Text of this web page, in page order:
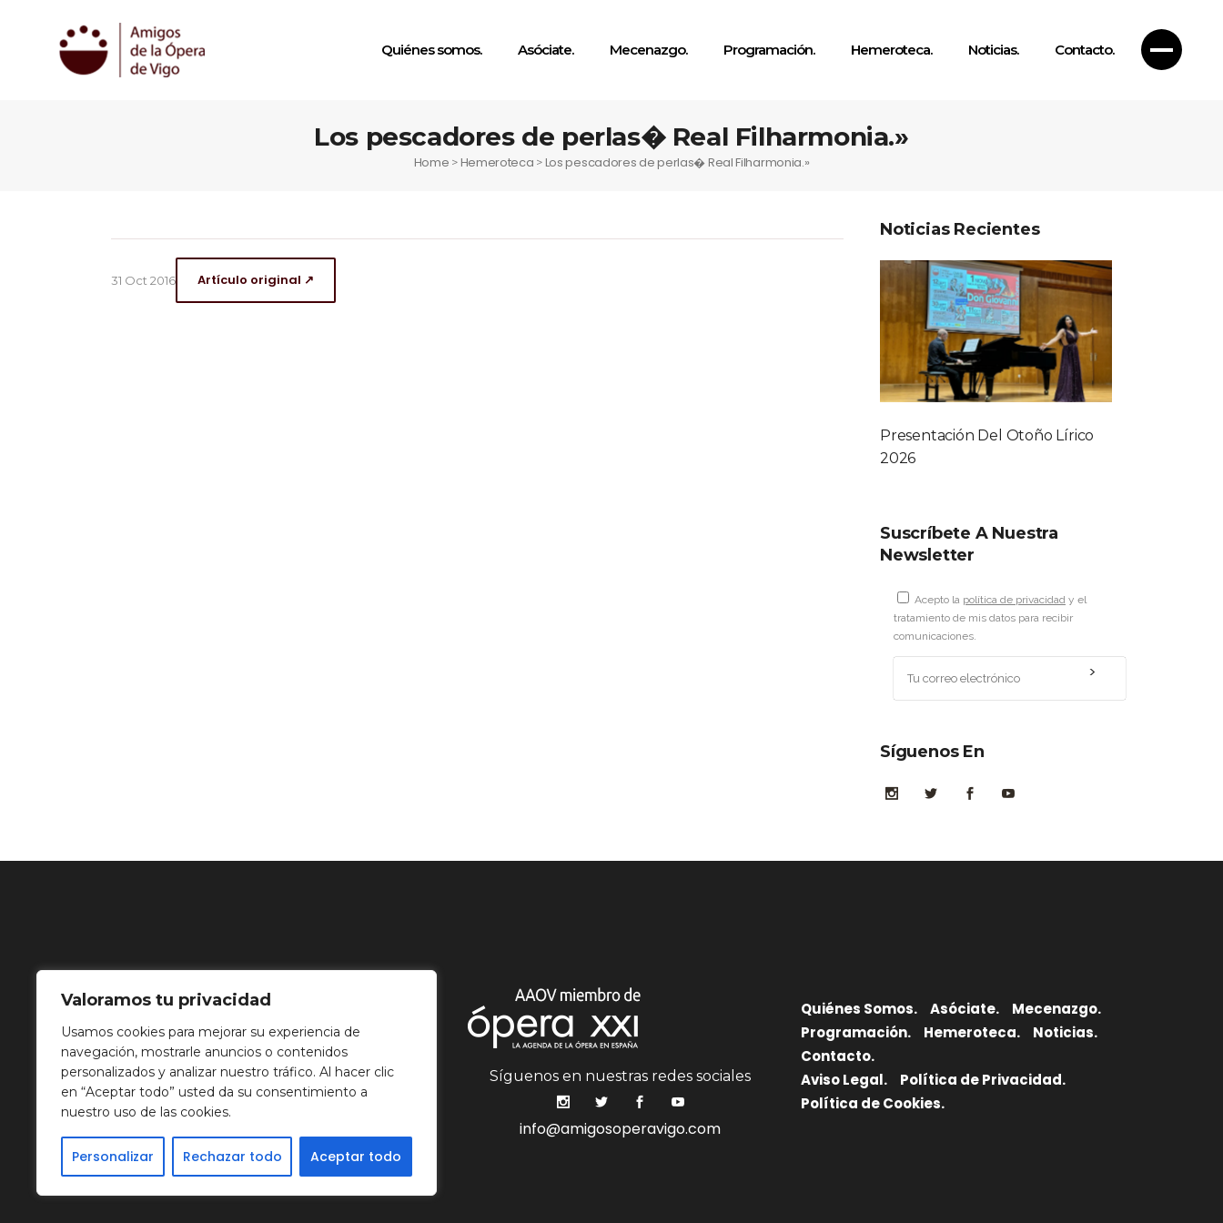
Valoramos tu privacidad
Usamos cookies para mejorar su experiencia de
navegación, mostrarle anuncios o contenidos
personalizados y analizar nuestro tráfico. Al hacer clic
en “Aceptar todo” usted da su consentimiento a
nuestro uso de las cookies.
Personalizar Rechazar todo Aceptar todo
Quiénes somos. Asóciate. Mecenazgo. Programación. Hemeroteca. Noticias. Contacto.
Los pescadores de perlas� Real Filharmonia.»
Home >Hemeroteca >Los pescadores de perlas� Real Filharmonia.»
31 Oct 2016 Artículo original ↗
Noticias Recientes
Presentación Del Otoño Lírico
2026
Suscríbete A Nuestra
Newsletter
Acepto la política de privacidad y el
tratamiento de mis datos para recibir
comunicaciones.
Síguenos En
Síguenos en nuestras redes sociales
info@amigosoperavigo.com
Quiénes Somos. Asóciate.
Mecenazgo.
Programación.
Hemeroteca.
Noticias.
Contacto.
Aviso Legal.
Política de Privacidad.
Política de Cookies.